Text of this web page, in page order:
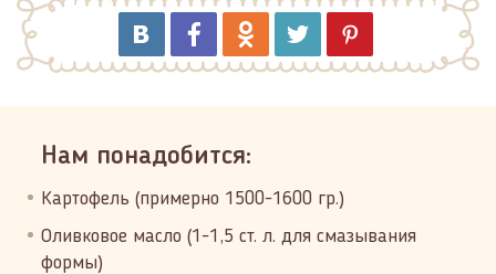
Нам понадобится:
Картофель (примерно 1500-1600 гр.)
Оливковое масло (1-1,5 ст. л. для смазывания
формы)